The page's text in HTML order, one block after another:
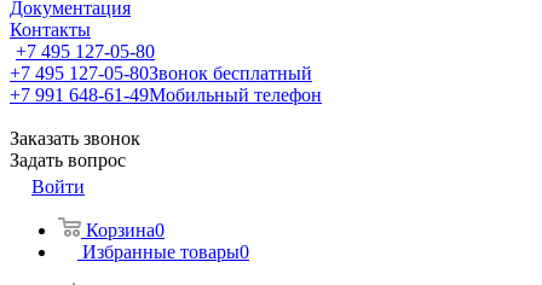
Документация
Контакты
+7 495 127-05-80
+7 495 127-05-80Звонок бесплатный
+7 991 648-61-49Мобильный телефон
Заказать звонок
Задать вопрос
Войти
Корзина0
Избранные товары0